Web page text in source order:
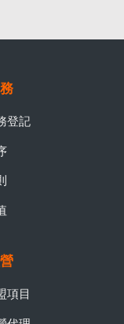
登記
項目